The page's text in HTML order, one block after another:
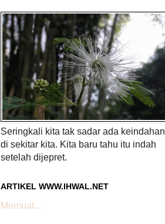
Seringkali kita tak sadar ada keindahan
di sekitar kita. Kita baru tahu itu indah
setelah dijepret.
ARTIKEL WWW.IHWAL.NET
Memuat...